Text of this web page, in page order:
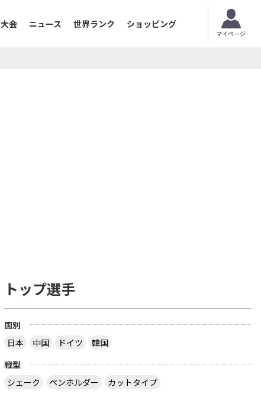
大会 ニュース 世界ランク ショッピング
マイページ
トップ選手
国別
日本
中国 ドイツ
韓国
戦型
シェーク
ペンホルダー カットタイプ